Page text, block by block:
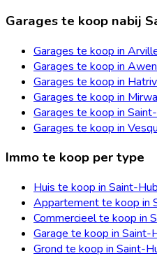
Garages te koop nabij
Garages te koop in
Garages te koop in
Garages te koop in
Garages te koop in
Garages te koop in
Garages te koop in
Immo te koop per type
Huis te koop in Saint-
Appartement te koop in
Commercieel te koop in
Garage te koop in Saint-
Grond te koop in Saint-